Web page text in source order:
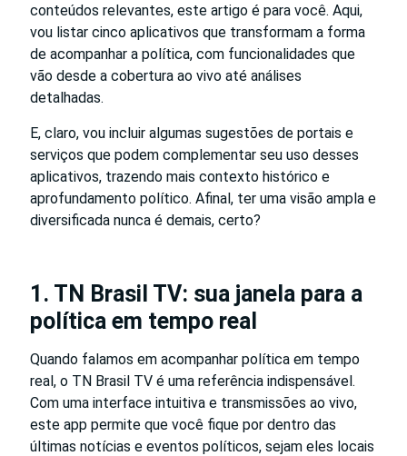
conteúdos relevantes, este artigo é para você. Aqui,
vou listar cinco aplicativos que transformam a forma
de acompanhar a política, com funcionalidades que
vão desde a cobertura ao vivo até análises
detalhadas.
E, claro, vou incluir algumas sugestões de portais e
serviços que podem complementar seu uso desses
aplicativos, trazendo mais contexto histórico e
aprofundamento político. Afinal, ter uma visão ampla e
diversificada nunca é demais, certo?
1. TN Brasil TV: sua janela para a
política em tempo real
Quando falamos em acompanhar política em tempo
real, o TN Brasil TV é uma referência indispensável.
Com uma interface intuitiva e transmissões ao vivo,
este app permite que você fique por dentro das
últimas notícias e eventos políticos, sejam eles locais